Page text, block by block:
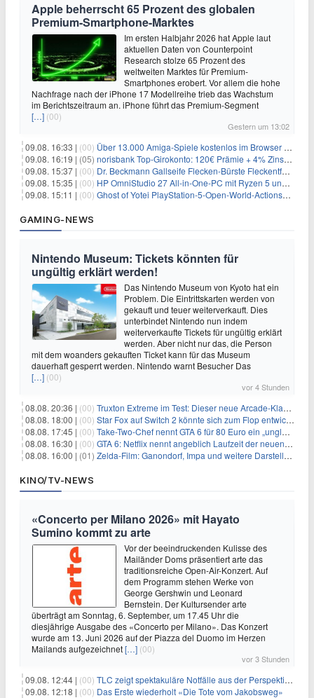
Apple beherrscht 65 Prozent des globalen
Premium-Smartphone-Marktes
Im ersten Halbjahr 2026 hat Apple laut
aktuellen Daten von Counterpoint
Research stolze 65 Prozent des
weltweiten Marktes für Premium-
Smartphones erobert. Vor allem die hohe
Nachfrage nach der iPhone 17 Modellreihe trieb das Wachstum
im Berichtszeitraum an. iPhone führt das Premium-Segment
[…] (00)
Gestern um 13:02
09.08. 16:33 | (00) Über 13.000 Amiga-Spiele kostenlos im Browser spielen
09.08. 16:19 | (05) norisbank Top-Girokonto: 120€ Prämie + 4% Zinsen p.a. (6 Monate)
09.08. 15:37 | (00) Dr. Beckmann Gallseife Flecken-Bürste Fleckentferner 250 ml für 1,25€
09.08. 15:35 | (00) HP OmniStudio 27 All-in-One-PC mit Ryzen 5 und 1 TB SSD für 699€
09.08. 15:11 | (00) Ghost of Yotei PlayStation-5-Open-World-Actionspiel für 55,65€
GAMING-NEWS
Nintendo Museum: Tickets könnten für
ungültig erklärt werden!
Das Nintendo Museum von Kyoto hat ein
Problem. Die Eintrittskarten werden von
gekauft und teuer weiterverkauft. Dies
unterbindet Nintendo nun indem
weiterverkaufte Tickets für ungültig erklärt
werden. Aber nicht nur das, die Person
mit dem woanders gekauften Ticket kann für das Museum
dauerhaft gesperrt werden. Nintendo warnt Besucher Das
[…] (00)
vor 4 Stunden
08.08. 20:36 | (00) Truxton Extreme im Test: Dieser neue Arcade-Klassiker verzeiht dir gar nichts
08.08. 18:00 | (00) Star Fox auf Switch 2 könnte sich zum Flop entwickeln
08.08. 17:45 | (00) Take-Two-Chef nennt GTA 6 für 80 Euro ein „unglaubliches Schnäppchen“
08.08. 16:30 | (00) GTA 6: Netflix nennt angeblich Laufzeit der neuen Gameplay-Präsentation
08.08. 16:00 | (01) Zelda-Film: Ganondorf, Impa und weitere Darsteller sollen feststehen
KINO/TV-NEWS
«Concerto per Milano 2026» mit Hayato
Sumino kommt zu arte
Vor der beeindruckenden Kulisse des
Mailänder Doms präsentiert arte das
traditionsreiche Open-Air-Konzert. Auf
dem Programm stehen Werke von
George Gershwin und Leonard
Bernstein. Der Kultursender arte
überträgt am Sonntag, 6. September, um 17.45 Uhr die
diesjährige Ausgabe des «Concerto per Milano». Das Konzert
wurde am 13. Juni 2026 auf der Piazza del Duomo im Herzen
Mailands aufgezeichnet[…] (00)
vor 3 Stunden
09.08. 12:44 | (00) TLC zeigt spektakuläre Notfälle aus der Perspektive der Patienten
09.08. 12:18 | (00) Das Erste wiederholt «Die Tote vom Jakobsweg»